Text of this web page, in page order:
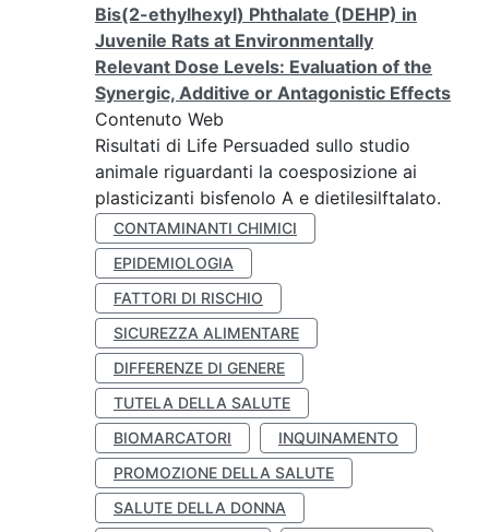
Bis(2-ethylhexyl) Phthalate (DEHP) in
Juvenile Rats at Environmentally
Relevant Dose Levels: Evaluation of the
Synergic, Additive or Antagonistic Effects
Contenuto Web
Risultati di Life Persuaded sullo studio
animale riguardanti la coesposizione ai
plasticizanti bisfenolo A e dietilesilftalato.
CONTAMINANTI CHIMICI
EPIDEMIOLOGIA
FATTORI DI RISCHIO
SICUREZZA ALIMENTARE
DIFFERENZE DI GENERE
TUTELA DELLA SALUTE
BIOMARCATORI
INQUINAMENTO
PROMOZIONE DELLA SALUTE
SALUTE DELLA DONNA